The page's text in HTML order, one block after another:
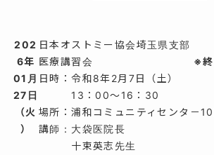
202
6年
01月
27日
（火
）
日本オストミー協会埼玉県支部
医療講習会
※終
日時：令和8年2月7日（土）
13：00～16：30
場所：浦和コミュニティセンタ－
講師：大袋医院長
十束英志先生